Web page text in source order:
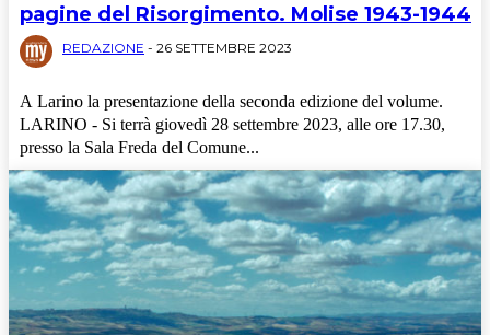
pagine del Risorgimento. Molise 1943-1944
REDAZIONE - 26 SETTEMBRE 2023
A Larino la presentazione della seconda edizione del volume.
LARINO - Si terrà giovedì 28 settembre 2023, alle ore 17.30,
presso la Sala Freda del Comune...